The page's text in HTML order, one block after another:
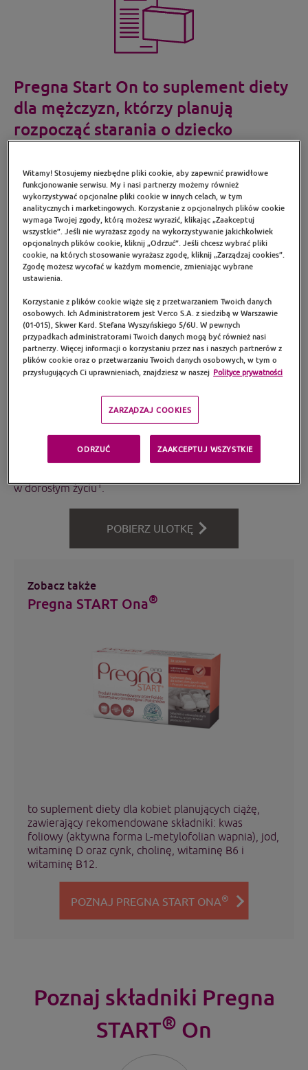
Zobacz także
Pregna START Ona®
to suplement diety dla kobiet planujących ciążę,
zawierający rekomendowane składniki: kwas
foliowy (aktywna forma L-metylofolian wapnia), jod,
witaminę D oraz cynk, cholinę, witaminę B6 i
witaminę B12.
POZNAJ PREGNA START ONA®
Pregna Start On to suplement diety
dla mężczyzn, którzy planują
rozpocząć starania o dziecko
i płodność
Zawiera specjalną kompozycję wyselekcjonowanych
składników o udowodnionym działaniu(TOP MEN
FORMUŁA),które wspomagają prawidłowe
funkcjonowanie organizmu oraz zdolności reprodukcyjne
mężczyzny.
zarówno po stronie kobiety, jak i mężczyzny.
Przekazywanie materiału genetycznego jest
równomierne: w 50% materiał genetyczny pochodzi
od matki i 50% od ojca. Wsparcie płodności
i spermatogenezy jest kluczowe podczas starania
W ciągu ostatnich 40 lat zdrowie reprodukcyjne mężczyzn
środowiska, jak i stan metaboliczny — uległo
w dorosłym życiu1.
POBIERZ ULOTKĘ
Poznaj składniki Pregna
START® On
Witamy! Stosujemy niezbędne pliki cookie, aby zapewnić prawidłowe
funkcjonowanie serwisu. My i nasi partnerzy możemy również
wykorzystywać opcjonalne pliki cookie w innych celach, w tym
analitycznych i marketingowych. Korzystanie z opcjonalnych plików cookie
wymaga Twojej zgody, którą możesz wyrazić, klikając „Zaakceptuj
wszystkie”. Jeśli nie wyrażasz zgody na wykorzystywanie jakichkolwiek
opcjonalnych plików cookie, kliknij „Odrzuć”. Jeśli chcesz wybrać pliki
cookie, na których stosowanie wyrażasz zgodę, kliknij „Zarządzaj cookies”.
Zgodę możesz wycofać w każdym momencie, zmieniając wybrane
ustawienia.
Korzystanie z plików cookie wiąże się z przetwarzaniem Twoich danych
osobowych. Ich Administratorem jest Verco S.A. z siedzibą w Warszawie
(01-015), Skwer Kard. Stefana Wyszyńskiego 5/6U. W pewnych
przypadkach administratorami Twoich danych mogą być również nasi
partnerzy. Więcej informacji o korzystaniu przez nas i naszych partnerów z
plików cookie oraz o przetwarzaniu Twoich danych osobowych, w tym o
przysługujących Ci uprawnieniach, znajdziesz w naszej Polityce prywatności
ZARZĄDZAJ COOKIES
ODRZUĆ ZAAKCEPTUJ WSZYSTKIE